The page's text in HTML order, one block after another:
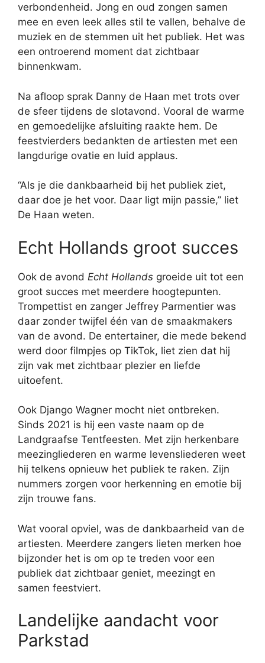
verbondenheid. Jong en oud zongen samen
mee en even leek alles stil te vallen, behalve de
muziek en de stemmen uit het publiek. Het was
een ontroerend moment dat zichtbaar
binnenkwam.
Na afloop sprak Danny de Haan met trots over
de sfeer tijdens de slotavond. Vooral de warme
en gemoedelijke afsluiting raakte hem. De
feestvierders bedankten de artiesten met een
langdurige ovatie en luid applaus.
“Als je die dankbaarheid bij het publiek ziet,
daar doe je het voor. Daar ligt mijn passie,” liet
De Haan weten.
Echt Hollands groot succes
Ook de avond Echt Hollands groeide uit tot een
groot succes met meerdere hoogtepunten.
Trompettist en zanger Jeffrey Parmentier was
daar zonder twijfel één van de smaakmakers
van de avond. De entertainer, die mede bekend
werd door filmpjes op TikTok, liet zien dat hij
zijn vak met zichtbaar plezier en liefde
uitoefent.
Ook Django Wagner mocht niet ontbreken.
Sinds 2021 is hij een vaste naam op de
Landgraafse Tentfeesten. Met zijn herkenbare
meezingliederen en warme levensliederen weet
hij telkens opnieuw het publiek te raken. Zijn
nummers zorgen voor herkenning en emotie bij
zijn trouwe fans.
Wat vooral opviel, was de dankbaarheid van de
artiesten. Meerdere zangers lieten merken hoe
bijzonder het is om op te treden voor een
publiek dat zichtbaar geniet, meezingt en
samen feestviert.
Landelijke aandacht voor
Parkstad